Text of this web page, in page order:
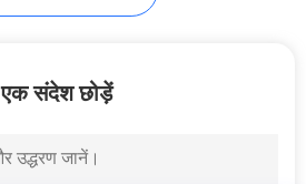
असर
एक संदेश छोड़ें